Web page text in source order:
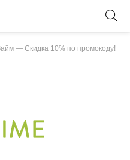
— Скидка 10% по промокоду!